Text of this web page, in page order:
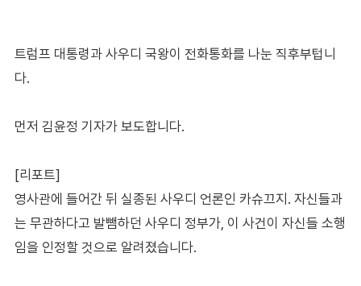
트럼프 대통령과 사우디 국왕이 전화통화를 나눈 직후부텁니
다.
먼저 김윤정 기자가 보도합니다.
[리포트]
영사관에 들어간 뒤 실종된 사우디 언론인 카슈끄지. 자신들과
는 무관하다고 발뺌하던 사우디 정부가, 이 사건이 자신들 소행
임을 인정할 것으로 알려졌습니다.